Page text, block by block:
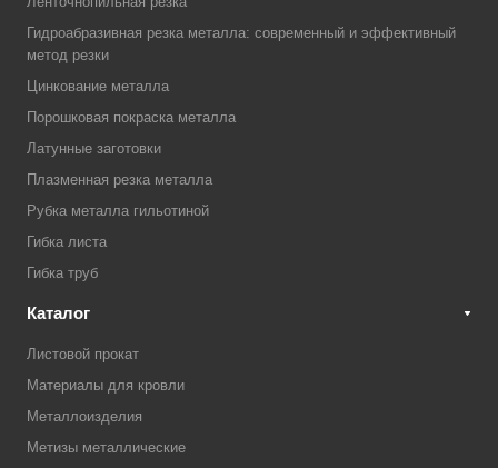
Гидроабразивная резка металла: современный и эффективный
метод резки
Цинкование металла
Порошковая покраска металла
Латунные заготовки
Плазменная резка металла
Рубка металла гильотиной
Гибка листа
Гибка труб
Каталог
Листовой прокат
Материалы для кровли
Металлоизделия
Метизы металлические